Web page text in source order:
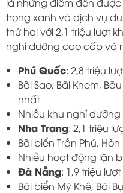
trong xanh và dịch vụ
thứ hai với 2,1 triệu lượt
nghỉ dưỡng cao cấp và
Phú Quốc: 2,8 triệu
Bãi Sao, Bãi Khem,
nhất
Nhiều khu nghỉ
Nha Trang: 2,1 triệu
Bãi biển Trần Phú,
Nhiều hoạt động lặn
Đà Nẵng: 1,9 triệu
Bãi biển Mỹ Khê, Bãi